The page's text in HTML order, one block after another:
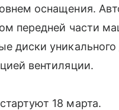
оснащения.
передней части
диски
вентиляции.
18 марта.